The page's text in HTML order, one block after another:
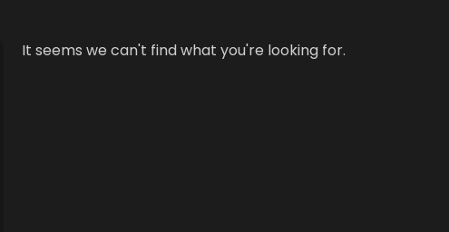
It seems we can't find what you're looking for.